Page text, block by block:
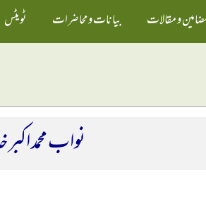
و مقالات بیانات و محاضرات ٹویٹس
نواب محمد